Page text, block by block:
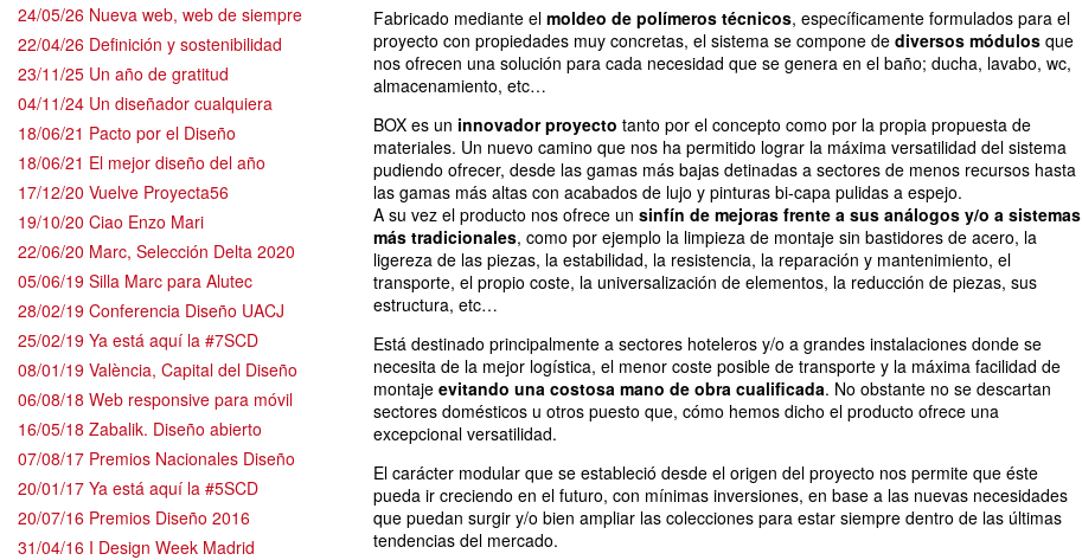
24/05/26 Nueva web, web de siempre
22/04/26 Definición y sostenibilidad
23/11/25 Un año de gratitud
04/11/24 Un diseñador cualquiera
18/06/21 Pacto por el Diseño
18/06/21 El mejor diseño del año
17/12/20 Vuelve Proyecta56
19/10/20 Ciao Enzo Mari
22/06/20 Marc, Selección Delta 2020
05/06/19 Silla Marc para Alutec
28/02/19 Conferencia Diseño UACJ
25/02/19 Ya está aquí la #7SCD
08/01/19 València, Capital del Diseño
06/08/18 Web responsive para móvil
16/05/18 Zabalik. Diseño abierto
07/08/17 Premios Nacionales Diseño
20/01/17 Ya está aquí la #5SCD
20/07/16 Premios Diseño 2016
31/04/16 I Design Week Madrid
Fabricado mediante el moldeo de polímeros técnicos, específicamente formulados para el
proyecto con propiedades muy concretas, el sistema se compone de diversos módulos que
nos ofrecen una solución para cada necesidad que se genera en el baño; ducha, lavabo, wc,
almacenamiento, etc…
BOX es un innovador proyecto tanto por el concepto como por la propia propuesta de
materiales. Un nuevo camino que nos ha permitido lograr la máxima versatilidad del sistema
pudiendo ofrecer, desde las gamas más bajas detinadas a sectores de menos recursos hasta
las gamas más altas con acabados de lujo y pinturas bi-capa pulidas a espejo.
A su vez el producto nos ofrece un sinfín de mejoras frente a sus análogos y/o a sistemas
más tradicionales, como por ejemplo la limpieza de montaje sin bastidores de acero, la
ligereza de las piezas, la estabilidad, la resistencia, la reparación y mantenimiento, el
transporte, el propio coste, la universalización de elementos, la reducción de piezas, sus
estructura, etc…
Está destinado principalmente a sectores hoteleros y/o a grandes instalaciones donde se
necesita de la mejor logística, el menor coste posible de transporte y la máxima facilidad de
montaje evitando una costosa mano de obra cualificada. No obstante no se descartan
sectores domésticos u otros puesto que, cómo hemos dicho el producto ofrece una
excepcional versatilidad.
El carácter modular que se estableció desde el origen del proyecto nos permite que éste
pueda ir creciendo en el futuro, con mínimas inversiones, en base a las nuevas necesidades
que puedan surgir y/o bien ampliar las colecciones para estar siempre dentro de las últimas
tendencias del mercado.